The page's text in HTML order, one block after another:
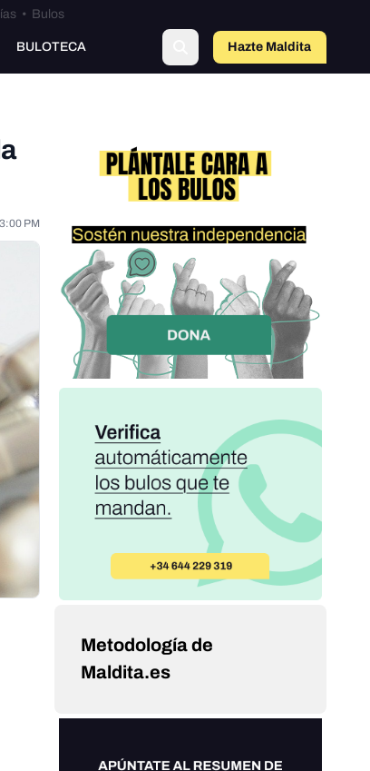
• Bulos
BULOTECA Hazte Maldito
PM
Metodología de
Maldita.es